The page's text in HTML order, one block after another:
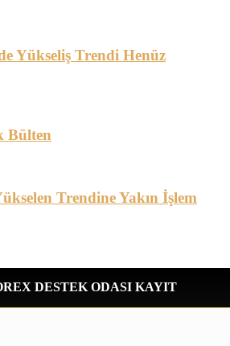
Yükseliş Trendi Henüz
Bülten
Trendine Yakın İşlem
DESTEK ODASI KAYIT